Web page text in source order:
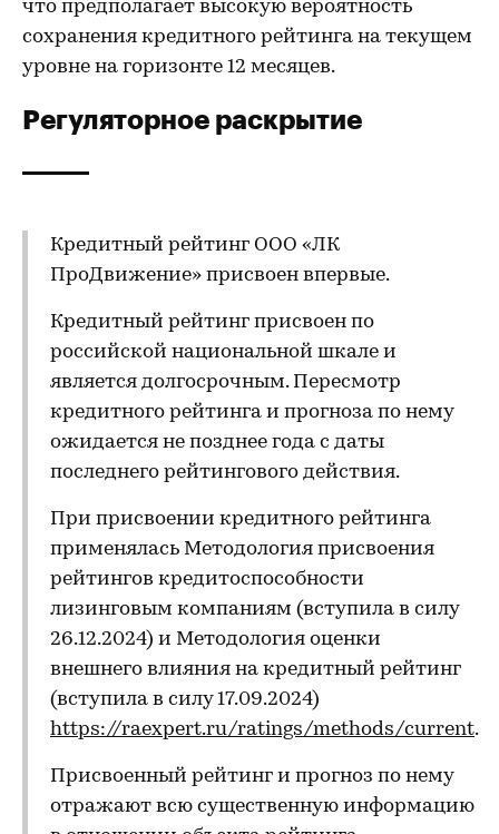
что предполагает высокую вероятность
сохранения кредитного рейтинга на текущем
уровне на горизонте 12 месяцев.
Регуляторное раскрытие
Кредитный рейтинг ООО «ЛК
ПроДвижение» присвоен впервые.
Кредитный рейтинг присвоен по
российской национальной шкале и
является долгосрочным. Пересмотр
кредитного рейтинга и прогноза по нему
ожидается не позднее года с даты
последнего рейтингового действия.
При присвоении кредитного рейтинга
применялась Методология присвоения
рейтингов кредитоспособности
лизинговым компаниям (вступила в силу
26.12.2024) и Методология оценки
внешнего влияния на кредитный рейтинг
(вступила в силу 17.09.2024)
https://raexpert.ru/ratings/methods/current.
Присвоенный рейтинг и прогноз по нему
отражают всю существенную информацию